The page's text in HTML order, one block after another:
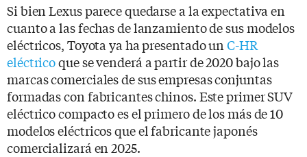
Si bien Lexus parece quedarse a la expectativa en
cuanto a las fechas de lanzamiento de sus modelos
eléctricos, Toyota ya ha presentado unC-HR
eléctricoque se venderá a partir de 2020 bajo las
marcas comerciales de sus empresas conjuntas
formadas con fabricantes chinos. Este primer SUV
eléctrico compacto es el primero de los más de 10
modelos eléctricos que el fabricante japonés
comercializará en 2025.